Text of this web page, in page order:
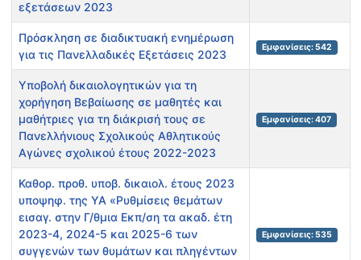
εξετάσεων 2023
Πρόσκληση σε διαδικτυακή ενημέρωση
για τις Πανελλαδικές Εξετάσεις 2023
Εμφανίσεις: 542
Υποβολή δικαιολογητικών για τη
χορήγηση Βεβαίωσης σε μαθητές και
μαθήτριες για τη διάκρισή τους σε
Πανελλήνιους Σχολικούς Αθλητικούς
Αγώνες σχολικού έτους 2022-2023
Εμφανίσεις: 407
Καθορ. προθ. υποβ. δικαιολ. έτους 2023
υποψηφ. της ΥΑ «Ρυθμίσεις θεμάτων
εισαγ. στην Γ/θμια Εκπ/ση τα ακαδ. έτη
2023-4, 2024-5 και 2025-6 των
συγγενών των θυμάτων και πληγέντων
Εμφανίσεις: 535